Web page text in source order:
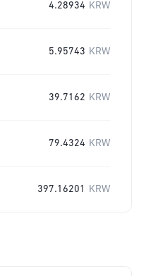
4.28934 KRW
5.95743 KRW
39.7162 KRW
79.4324 KRW
397.16201 KRW